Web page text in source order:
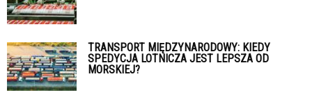
TRANSPORT MIĘDZYNARODOWY: KIEDY
SPEDYCJA LOTNICZA JEST LEPSZA OD
MORSKIEJ?